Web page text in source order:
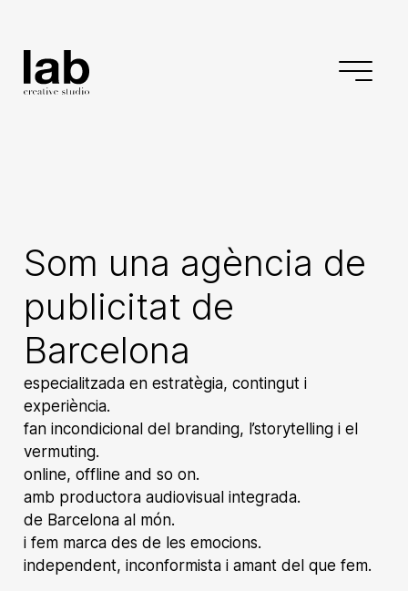
Som una agència de
publicitat de
Barcelona
especialitzada en estratègia, contingut i
experiència.
fan incondicional del branding, l’storytelling i el
vermuting.
online, offline and so on.
amb productora audiovisual integrada.
de Barcelona al món.
i fem marca des de les emocions.
independent, inconformista i amant del que fem.